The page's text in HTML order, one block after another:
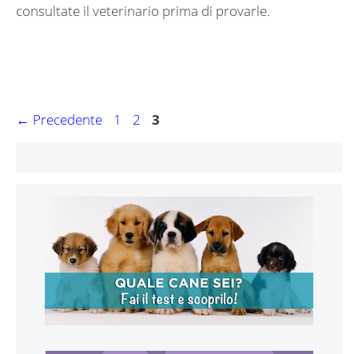
consultate il veterinario prima di provarle.
Navigazione
← Precedente Pagina
1 Pagina
2 Pagina
3